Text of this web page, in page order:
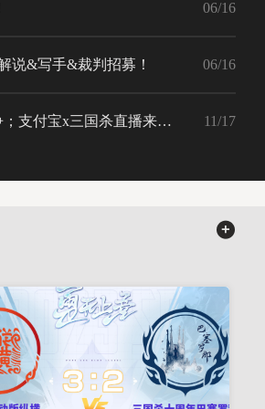
06/16
说&写手&裁判招募！ 06/16
【SCL简报】第九周榜首之争；支付宝x三国杀直播来袭～ 11/17